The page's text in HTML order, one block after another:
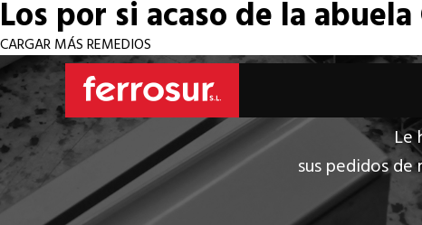
Los por si acaso de la abuela
CARGAR MÁS REMEDIOS
Le
sus pedidos